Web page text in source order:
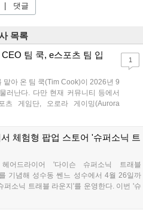
댓글
목록
팀 쿡, e스포츠 팀 입
맡아 온 팀 쿡(Tim Cook)이 2026년 9
러난다. 다만 현재 커뮤니티 등에서
게임단, 오로라 게이밍(Aurora
이밍은 자사의 X(구 트위터)를 통해
것처럼 이미지를 꾸몄는데 해당 이
로소프트 엑셀 부문 선수로 활동하
1
체험형 팝업 스토어 '슈퍼소닉 트
어드라이어 '다이슨 슈퍼소닉 트래블
기념해 성수동 쎈느 성수에서 4월 26일까
퍼소닉 트래블 라운지'를 운영한다. 이번 '슈
스토어는 여행을 떠나는 순간의 설렘과, 자